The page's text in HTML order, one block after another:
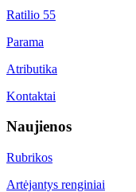
Ratilio 55
Parama
Atributika
Kontaktai
Naujienos
Rubrikos
Artėjantys renginiai